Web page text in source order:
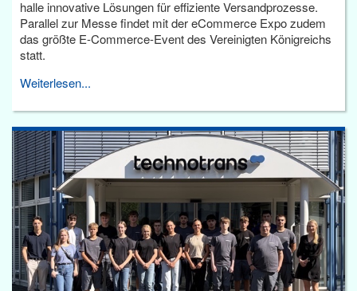
halle innovative Lösungen für effiziente Versandprozesse.
Parallel zur Messe findet mit der eCommerce Expo zudem
das größte E-Commerce-Event des Vereinigten Königreichs
statt.
Weiterlesen...